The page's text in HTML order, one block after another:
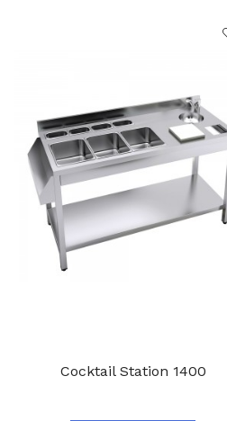
Cocktail Station 1400